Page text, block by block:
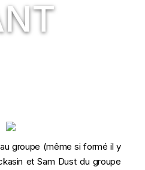
groupe (même si formé il y
et Sam Dust du groupe